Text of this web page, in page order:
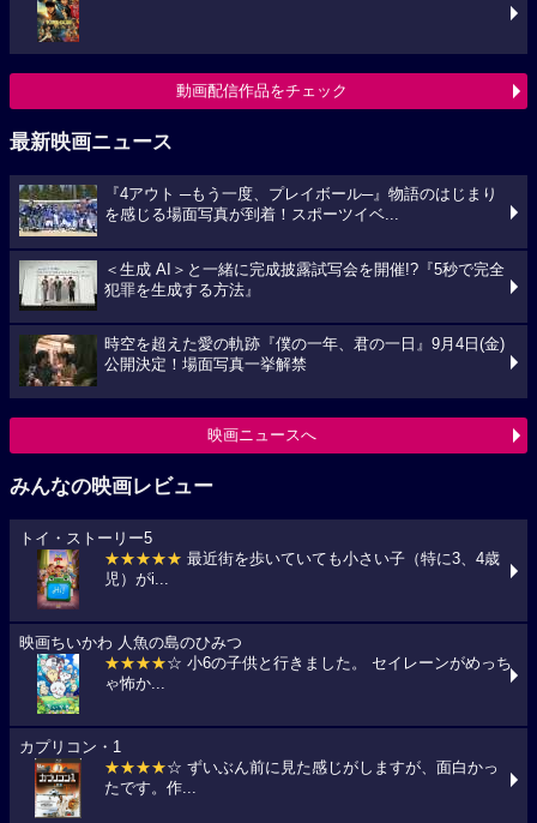
動画配信作品をチェック
最新映画ニュース
『4アウト ─もう一度、プレイボール─』物語のはじまり
を感じる場面写真が到着！スポーツイベ...
＜生成 AI＞と一緒に完成披露試写会を開催!?『5秒で完全
犯罪を生成する方法』
時空を超えた愛の軌跡『僕の一年、君の一日』9月4日(金)
公開決定！場面写真一挙解禁
映画ニュースへ
みんなの映画レビュー
トイ・ストーリー5
★★★★★ 最近街を歩いていても小さい子（特に3、4歳
児）がi...
映画ちいかわ 人魚の島のひみつ
★★★★☆ 小6の子供と行きました。 セイレーンがめっち
ゃ怖か...
カプリコン・1
★★★★☆ ずいぶん前に見た感じがしますが、面白かっ
たです。作...